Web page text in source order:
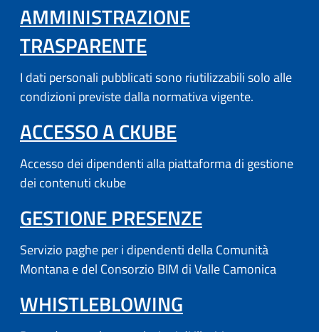
AMMINISTRAZIONE
TRASPARENTE
I dati personali pubblicati sono riutilizzabili solo alle
condizioni previste dalla normativa vigente.
ACCESSO A CKUBE(APRE IN
Accesso dei dipendenti alla piattaforma di gestione
dei contenuti ckube
GESTIONE PRESENZE(APRE IN
Servizio paghe per i dipendenti della Comunità
Montana e del Consorzio BIM di Valle Camonica
WHISTLEBLOWING